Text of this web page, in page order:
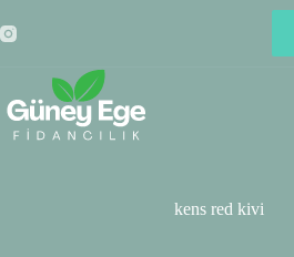
to
content
kens red kivi